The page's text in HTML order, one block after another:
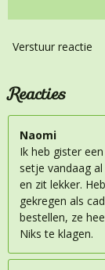
Verstuur reactie
Reacties
Naomi
Ik heb gister
setje vandaag
en zit lekker.
gekregen als
bestellen, ze
Niks te klagen.